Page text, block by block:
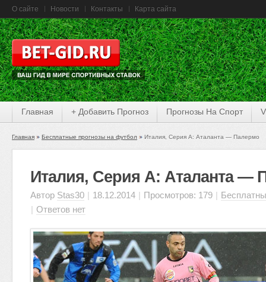
О сайте Новости Контакты Карта сайта
Главная + Добавить Прогноз Прогнозы На Спорт
Главная Бесплатные прогнозы на футбол Италия, Серия А: Аталанта — Палермо
Италия, Серия А: Аталанта —
Автор Stas30 | 18.12.2014 | Просмотров: 179 |
| Ответов нет